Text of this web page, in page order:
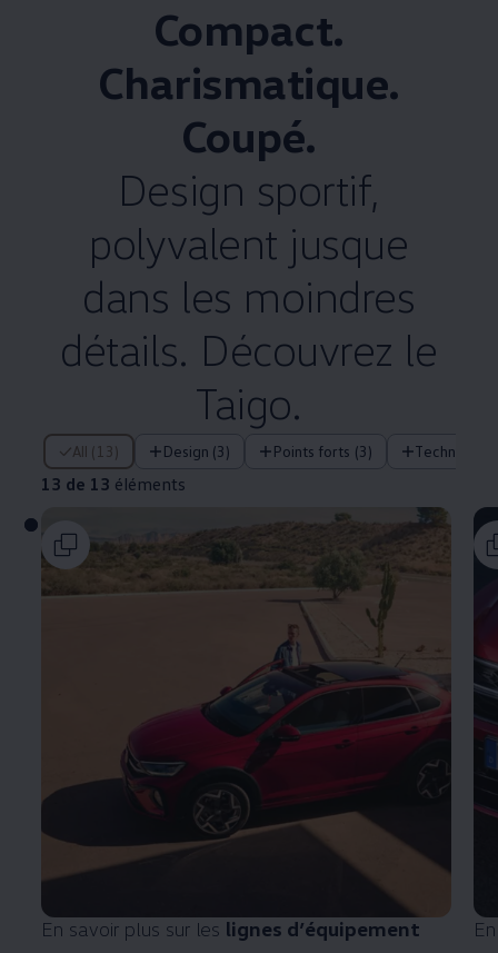
Compact.
Charismatique.
Coupé.
Design sportif,
polyvalent jusque
dans les moindres
détails. Découvrez le
Taigo.
All (13) Design (3) Points forts (3)
13 de 13 éléments
13 de 13 éléments
En savoir plus sur les lignes d’équipement